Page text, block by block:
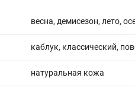
весна, демисезон, лето,
каблук, классический,
натуральная кожа